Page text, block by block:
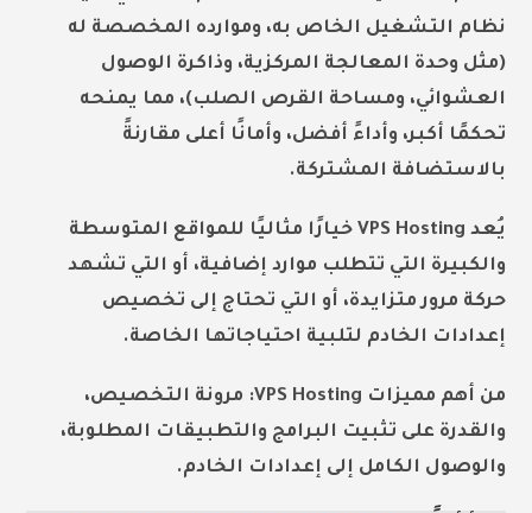
نظام التشغيل الخاص به، وموارده المخصصة له
(مثل وحدة المعالجة المركزية، وذاكرة الوصول
العشوائي، ومساحة القرص الصلب)، مما يمنحه
تحكمًا أكبر، وأداءً أفضل، وأمانًا أعلى مقارنةً
بالاستضافة المشتركة.
يُعد VPS Hosting خيارًا مثاليًا للمواقع المتوسطة
والكبيرة التي تتطلب موارد إضافية، أو التي تشهد
حركة مرور متزايدة، أو التي تحتاج إلى تخصيص
إعدادات الخادم لتلبية احتياجاتها الخاصة.
من أهم مميزات VPS Hosting: مرونة التخصيص،
والقدرة على تثبيت البرامج والتطبيقات المطلوبة،
والوصول الكامل إلى إعدادات الخادم.